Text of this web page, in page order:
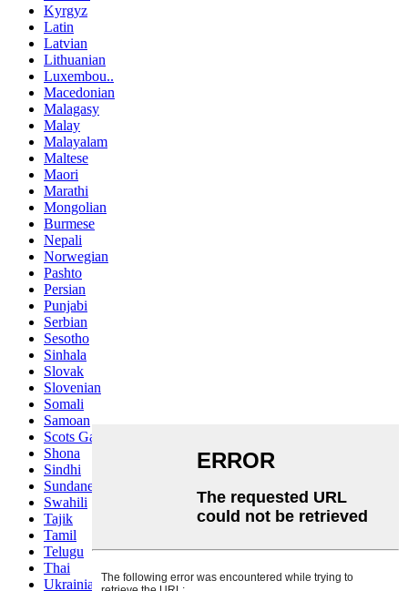
Kyrgyz
Latin
Latvian
Lithuanian
Luxembou..
Macedonian
Malagasy
Malay
Malayalam
Maltese
Maori
Marathi
Mongolian
Burmese
Nepali
Norwegian
Pashto
Persian
Punjabi
Serbian
Sesotho
Sinhala
Slovak
Slovenian
Somali
Samoan
Scots Gaelic
Shona
Sindhi
Sundanese
Swahili
Tajik
Tamil
Telugu
Thai
Ukrainian